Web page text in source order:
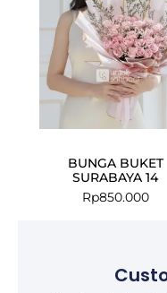
BUNGA BUKET
SURABAYA 14
Rp850.000